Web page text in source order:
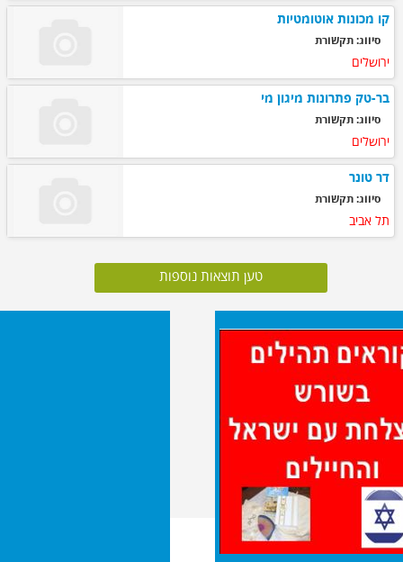
קו מכונות אוטומטיות
סיווג: תקשורת
ירושלים
בר-טק פתרונות מיגון מי
סיווג: תקשורת
ירושלים
דר טונר
סיווג: תקשורת
תל אביב
טען תוצאות נוספות